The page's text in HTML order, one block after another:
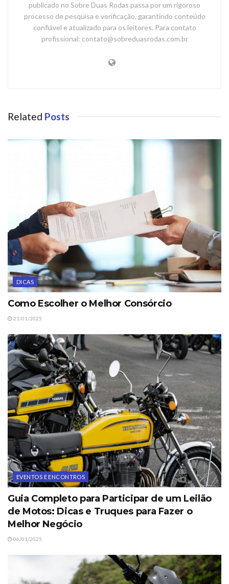
publicado no Sobre Duas Rodas passa por um rigoroso
processo de pesquisa e verificação, garantindo conteúdo
confiável e atualizado para os leitores. Para contato
profissional: contato@sobreduasrodas.com.br
Related Posts
DICAS
Como Escolher o Melhor Consórcio
21/01/2025
EVENTOS E ENCONTROS
Guia Completo para Participar de um Leilão
de Motos: Dicas e Truques para Fazer o
Melhor Negócio
06/01/2025